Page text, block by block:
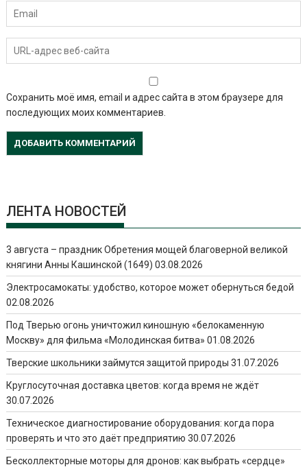
Сохранить моё имя, email и адрес сайта в этом браузере для
последующих моих комментариев.
ЛЕНТА НОВОСТЕЙ
3 августа – праздник Обретения мощей благоверной великой
княгини Анны Кашинской (1649) 03.08.2026
Электросамокаты: удобство, которое может обернуться бедой
02.08.2026
Под Тверью огонь уничтожил киношную «белокаменную
Москву» для фильма «Молодинская битва» 01.08.2026
Тверские школьники займутся защитой природы 31.07.2026
Круглосуточная доставка цветов: когда время не ждёт
30.07.2026
Техническое диагностирование оборудования: когда пора
проверять и что это даёт предприятию 30.07.2026
Бесколлекторные моторы для дронов: как выбрать «сердце»